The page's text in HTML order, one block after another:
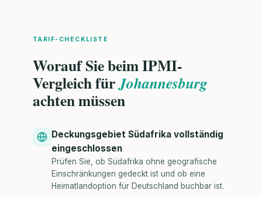
TARIF-CHECKLISTE
Worauf Sie beim IPMI-
Vergleich fürJohannesburg
achten müssen
Deckungsgebiet Südafrika vollständig
eingeschlossen
Prüfen Sie, ob Südafrika ohne geografische
Einschränkungen gedeckt ist und ob eine
Heimatlandoption für Deutschland buchbar ist.